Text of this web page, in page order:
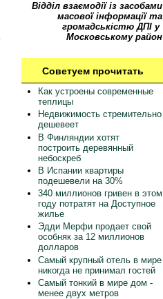
Відділ взаємодії із засобами
масової інформації та
громадськістю ДПІ у
Московському район
Советуем прочитать
Как устроены современные
теплицы
Недвижимость стремительно
дешевеет
В Финляндии хотят
построить деревянный
небоскреб
В Испании квартиры
подешевели на 30%
340 миллионов гривен в этом
году потратят на Доступное
жилье
Эдди Мерфи продает свой
особняк за 12 миллионов
долларов
Самый крупный отель в мире
никогда не принимал гостей
Самый тонкий в мире дом -
менее двух метров